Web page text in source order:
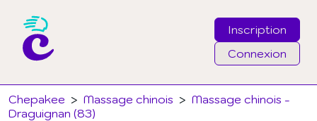
Inscription
Connexion
Chepakee > Massage chinois > Massage chinois -
Draguignan (83)
Email